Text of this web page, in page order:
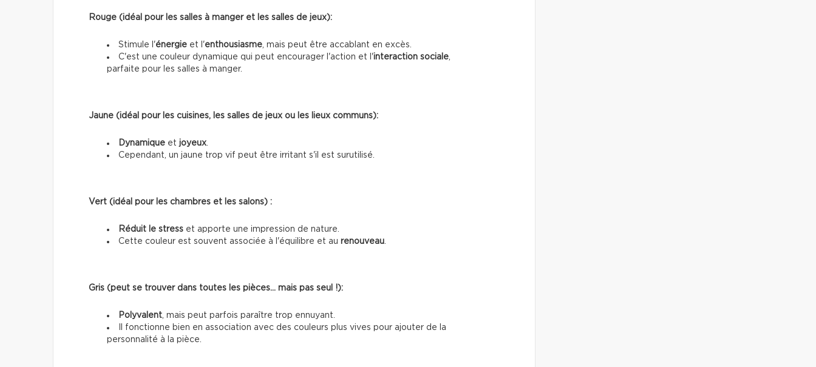
Rouge (idéal pour les salles à manger et les salles de jeux):
Stimule l'énergie et l'enthousiasme, mais peut être accablant en excès.
C'est une couleur dynamique qui peut encourager l'action et l'interaction sociale,
parfaite pour les salles à manger.
Jaune (idéal pour les cuisines, les salles de jeux ou les lieux communs):
Dynamique et joyeux.
Cependant, un jaune trop vif peut être irritant s'il est surutilisé.
Vert (idéal pour les chambres et les salons) :
Réduit le stress et apporte une impression de nature.
Cette couleur est souvent associée à l'équilibre et au renouveau.
Gris (peut se trouver dans toutes les pièces… mais pas seul !):
Polyvalent, mais peut parfois paraître trop ennuyant.
Il fonctionne bien en association avec des couleurs plus vives pour ajouter de la
personnalité à la pièce.